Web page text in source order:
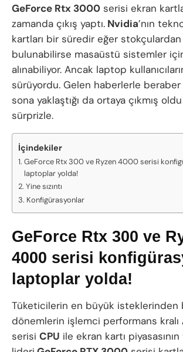
GeForce Rtx 3000 serisi ekran
zamanda çıkış yaptı. Nvidia’nın
kartları bir süredir eğer stokçulardan
bulunabilirse masaüstü sistemler
alınabiliyor. Ancak laptop
sürüyordu. Gelen haberlerle
sona yaklaştığı da ortaya çıkmış
sürprizle.
İçindekiler
GeForce Rtx 300 ve Ryzen 4000 serisi
laptoplar yolda!
Yine sızıntı
Konfigürasyonlar
GeForce Rtx 300 ve
4000 serisi
laptoplar yolda!
Tüketicilerin en büyük isteklerinden
dönemlerin işlemci performans kralı
serisi CPU ile ekran kartı piyasasının